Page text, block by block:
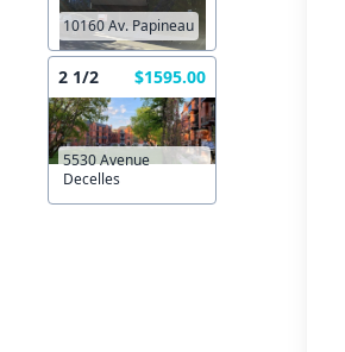
10160 Av. Papineau
2 1/2 $1595.00
5530 Avenue
Decelles